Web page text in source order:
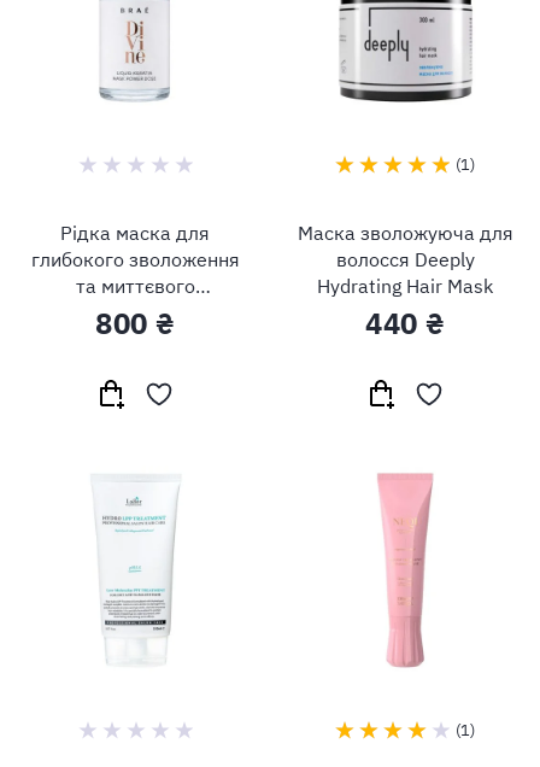
Рідка маска для
глибокого зволоження
та миттєвого
відновлення волосся
Brae Divine Liquid
Dose
800 ₴
1
Маска зволожуюча для
волосся Deeply
Hydrating Hair Mask
440 ₴
1